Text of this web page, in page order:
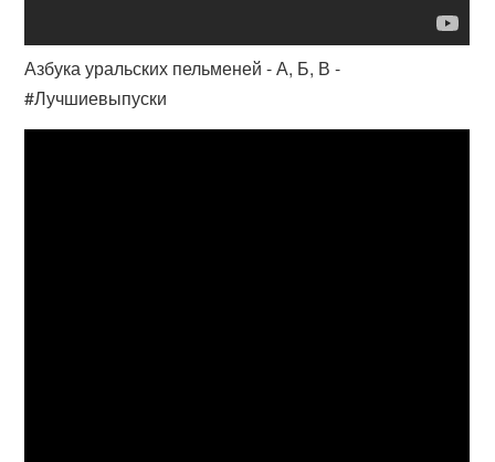
Азбука уральских пельменей - А, Б, В -
#Лучшиевыпуски